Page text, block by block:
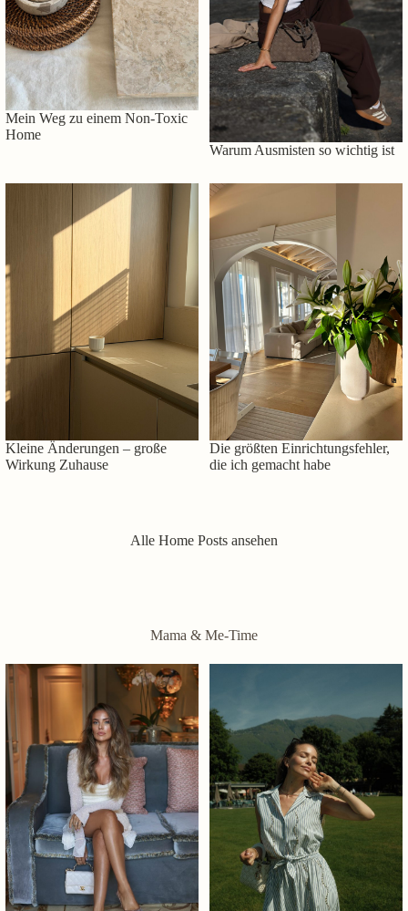
Mein Weg zu einem Non-Toxic
Home
Warum Ausmisten so wichtig ist
Kleine Änderungen – große
Wirkung Zuhause
Die größten Einrichtungsfehler,
die ich gemacht habe
Alle Home Posts ansehen
Mama & Me-Time